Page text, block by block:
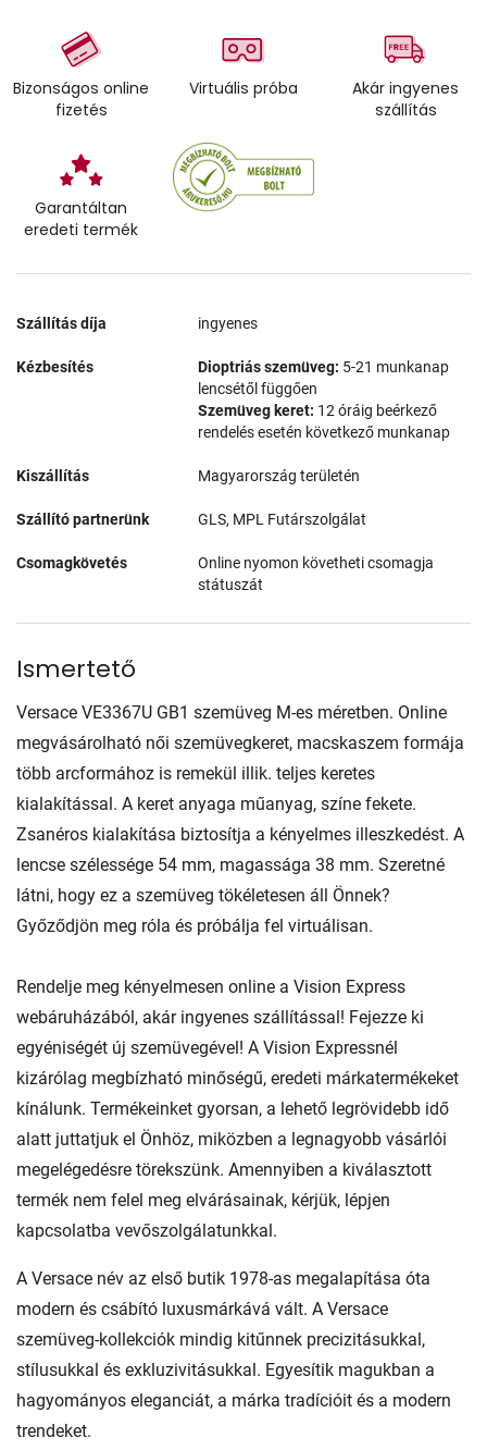
Bizonságos online
fizetés
Virtuális próba
Akár ingyenes
szállítás
Garantáltan
eredeti termék
Szállítás díja ingyenes
Kézbesítés Dioptriás szemüveg: 5-21 munkanap
lencsétől függően
Szemüveg keret: 12 óráig beérkező
rendelés esetén következő munkanap
Kiszállítás Magyarország területén
Szállító partnerünk GLS, MPL Futárszolgálat
Csomagkövetés
Online nyomon követheti csomagja
státuszát
Ismertető
Versace VE3367U GB1 szemüveg M-es méretben. Online
megvásárolható női szemüvegkeret, macskaszem formája
több arcformához is remekül illik. teljes keretes
kialakítással. A keret anyaga műanyag, színe fekete.
Zsanéros kialakítása biztosítja a kényelmes illeszkedést. A
lencse szélessége 54 mm, magassága 38 mm. Szeretné
látni, hogy ez a szemüveg tökéletesen áll Önnek?
Győződjön meg róla és próbálja fel virtuálisan.
Rendelje meg kényelmesen online a Vision Express
webáruházából, akár ingyenes szállítással! Fejezze ki
egyéniségét új szemüvegével! A Vision Expressnél
kizárólag megbízható minőségű, eredeti márkatermékeket
kínálunk. Termékeinket gyorsan, a lehető legrövidebb idő
alatt juttatjuk el Önhöz, miközben a legnagyobb vásárlói
megelégedésre törekszünk. Amennyiben a kiválasztott
termék nem felel meg elvárásainak, kérjük, lépjen
kapcsolatba vevőszolgálatunkkal.
A Versace név az első butik 1978-as megalapítása óta
modern és csábító luxusmárkává vált. A Versace
szemüveg-kollekciók mindig kitűnnek precizitásukkal,
stílusukkal és exkluzivitásukkal. Egyesítik magukban a
hagyományos eleganciát, a márka tradícióit és a modern
trendeket.